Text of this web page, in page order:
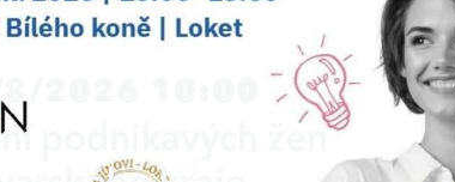
2026 10:00
podnikavých žen